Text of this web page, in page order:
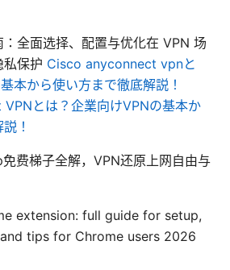
全面选择、配置与优化在 VPN 场
私保护 Cisco anyconnect vpnと
本から使い方まで徹底解説！
とは？企業向けVPNの基本か
！
费梯子全解，VPN还原上网自由与
extension: full guide for setup,
tips for Chrome users 2026